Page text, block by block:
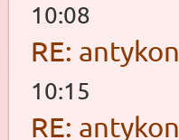
10:08
RE:
10:15
RE: